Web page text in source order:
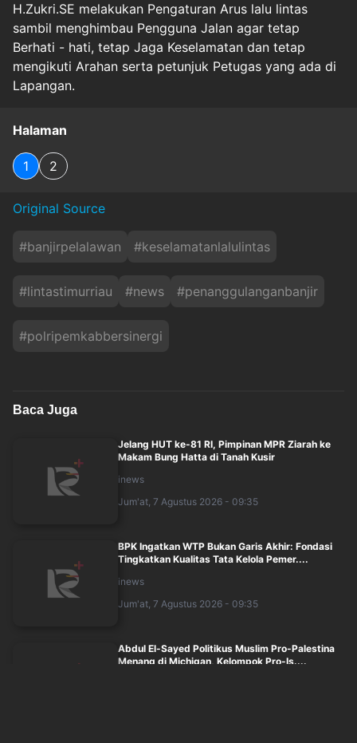
H.Zukri.SE melakukan Pengaturan Arus lalu lintas
sambil menghimbau Pengguna Jalan agar tetap
Berhati - hati, tetap Jaga Keselamatan dan tetap
mengikuti Arahan serta petunjuk Petugas yang ada di
Lapangan.
Halaman
1 2
Original Source
#banjirpelalawan #keselamatanlalulintas
#lintastimurriau #news #penanggulanganbanjir
#polripemkabbersinergi
Baca Juga
Jelang HUT ke-81 RI, Pimpinan MPR Ziarah ke
Makam Bung Hatta di Tanah Kusir
inews
Jum'at, 7 Agustus 2026 - 09:35
BPK Ingatkan WTP Bukan Garis Akhir: Fondasi
Tingkatkan Kualitas Tata Kelola Pemer....
inews
Jum'at, 7 Agustus 2026 - 09:35
Abdul El-Sayed Politikus Muslim Pro-Palestina
Menang di Michigan, Kelompok Pro-Is....